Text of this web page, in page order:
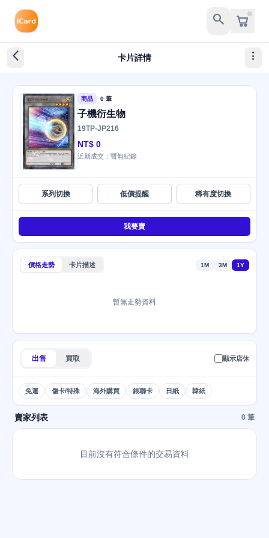
search
arrow_back_ios_new 卡片詳情 more_vert
商品 0 筆
子機衍生物
19TP-JP216
NT$ 0
近期成交：暫無紀錄
系列切換 低價提醒 稀有度切換
我要賣
價格走勢 卡片描述 1M 3M 1Y
暫無走勢資料
出售 買取 顯示店休
免運 傷卡/特殊 海外購買 銀聯卡 日紙 韓紙
賣家列表 0 筆
目前沒有符合條件的交易資料